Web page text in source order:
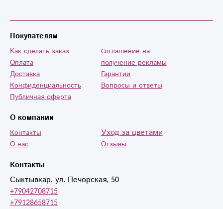
Контакты
Сыктывкар, ул. Печорская, 50
+79042708715
+79128658715
Покупателям
Как сделать заказ
Оплата
Доставка
Конфиденциальность
Публичная оферта
Cоглашение на
получение рекламы
Гарантии
Вопросы и ответы
О компании
Контакты
О нас
Уход за цветами
Отзывы